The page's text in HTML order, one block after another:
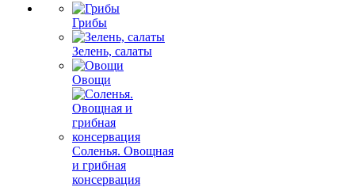
Грибы
Зелень, салаты
Овощи
Соленья. Овощная
и грибная
консервация